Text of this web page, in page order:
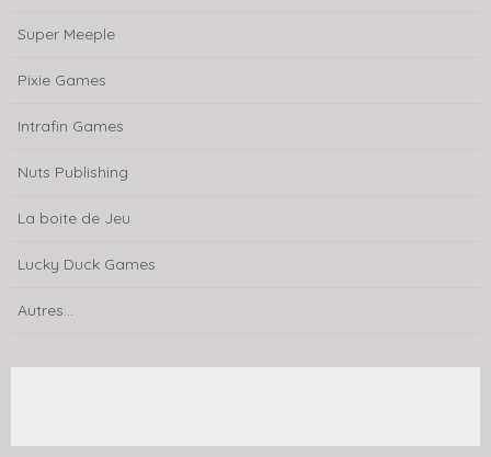
Super Meeple
Pixie Games
Intrafin Games
Nuts Publishing
La boite de Jeu
Lucky Duck Games
Autres...